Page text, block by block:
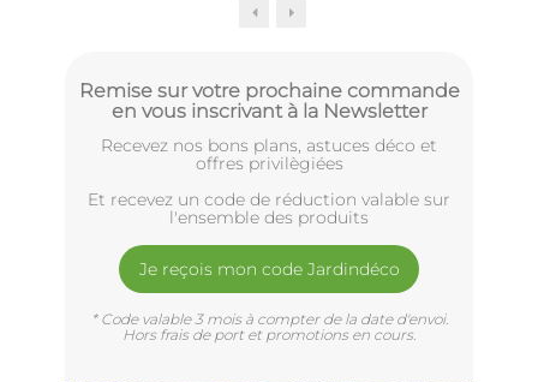
Remise sur votre prochaine commande
en vous inscrivant à la Newsletter
Recevez nos bons plans, astuces déco et
offres privilègiées
Et recevez un code de réduction valable sur
l'ensemble des produits
Je reçois mon code Jardindéco
* Code valable 3 mois à compter de la date d'envoi.
Hors frais de port et promotions en cours.